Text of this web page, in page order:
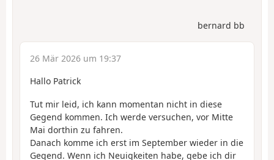
bernard bb
26 Mär 2026 um 19:37
Hallo Patrick
Tut mir leid, ich kann momentan nicht in diese
Gegend kommen. Ich werde versuchen, vor Mitte
Mai dorthin zu fahren.
Danach komme ich erst im September wieder in die
Gegend. Wenn ich Neuigkeiten habe, gebe ich dir